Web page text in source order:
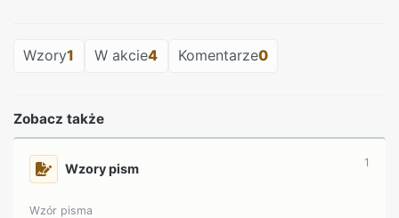
Wzory1 W akcie4 Komentarze0
Zobacz także
Wzory pism 1
Wzór pisma